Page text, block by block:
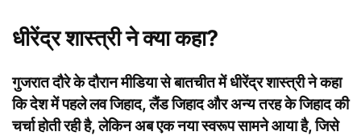
धीरेंद्र शास्त्री ने क्या कहा?
गुजरात दौरे के दौरान मीडिया से बातचीत में धीरेंद्र शास्त्री ने कहा
कि देश में पहले लव जिहाद, लैंड जिहाद और अन्य तरह के जिहाद की
चर्चा होती रही है, लेकिन अब एक नया स्वरूप सामने आया है, जिसे